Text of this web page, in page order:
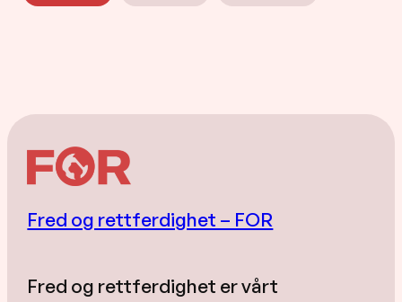
Fred og rettferdighet – FOR
Fred og rettferdighet er vårt